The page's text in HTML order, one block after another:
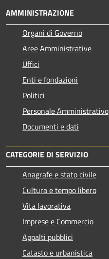
AMMINISTRAZIONE
Organi di Governo
Aree Amministrative
Uffici
Enti e fondazioni
Politici
Personale Amministrativo
Documenti e dati
CATEGORIE DI SERVIZIO
Anagrafe e stato civile
Cultura e tempo libero
Vita lavorativa
Imprese e Commercio
Appalti pubblici
Catasto e urbanistica